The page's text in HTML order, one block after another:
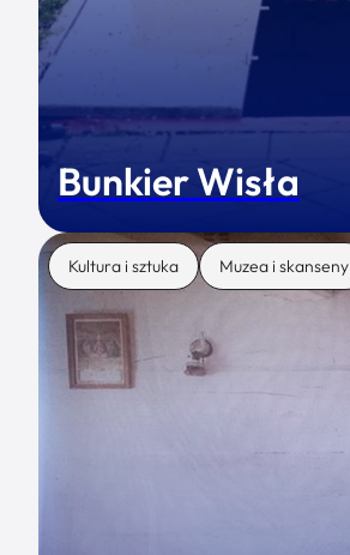
Bunkier Wisła
Kultura i sztuka Muzea i skanseny